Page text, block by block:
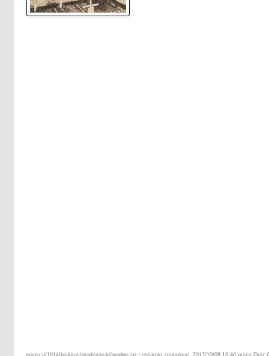
miejsca/1914/bialorus/grodzienski/grodno.txt · ostatnio zmienione: 2017/10/08 13:46 przez Piotr